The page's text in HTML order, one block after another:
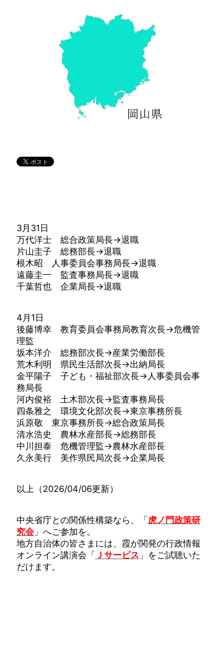
3月31日
万代洋士 総合政策局長→退職
片山圭子 総務部長→退職
根木昭 人事委員会事務局長→退職
遠藤圭一 監査事務局長→退職
千葉哲也 企業局長→退職
4月1日
後藤博幸 教育委員会事務局教育次長→危機管
理監
坂本洋介 総務部次長→産業労働部長
荒木利明 県民生活部次長→出納局長
金平陽子 子ども・福祉部次長→人事委員会事
務局長
河内俊裕 土木部次長→監査事務局長
四条雅之 環境文化部次長→東京事務所長
浜原敬 東京事務所長→総合政策局長
清水浩史 農林水産部長→総務部長
中川担泰 危機管理監→農林水産部長
久永美行 美作県民局次長→企業局長
以上（2026/04/06更新）
中央省庁との関係性構築なら、「 虎ノ門政策研
究会」へご参加を。
地方自治体の皆さまには、霞が関発の行政情報
オンライン講演会「 Ｊサービス 」をご試聴いた
だけます。